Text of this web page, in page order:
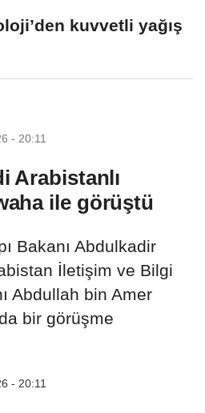
kuvvetli yağış
- 20:11
Arabistanlı
ile görüştü
Bakanı Abdulkadir
İletişim ve Bilgi
Abdullah bin Amer
bir görüşme
- 20:11